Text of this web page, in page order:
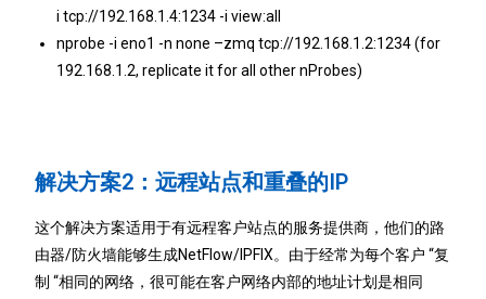
i tcp://192.168.1.4:1234 -i view:all
nprobe -i eno1 -n none –zmq tcp://192.168.1.2:1234 (for
192.168.1.2, replicate it for all other nProbes)
解决方案2：远程站点和重叠的IP
这个解决方案适用于有远程客户站点的服务提供商，他们的路
由器/防火墙能够生成NetFlow/IPFIX。由于经常为每个客户 “复
制 “相同的网络，很可能在客户网络内部的地址计划是相同